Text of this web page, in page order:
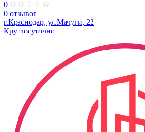
0
0 отзывов
г.Краснодар, ул.Мачуги, 22
Круглосуточно